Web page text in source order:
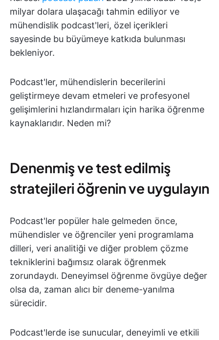
milyar dolara ulaşacağı tahmin ediliyor ve
mühendislik podcast'leri, özel içerikleri
sayesinde bu büyümeye katkıda bulunması
bekleniyor.
Podcast'ler, mühendislerin becerilerini
geliştirmeye devam etmeleri ve profesyonel
gelişimlerini hızlandırmaları için harika öğrenme
kaynaklarıdır. Neden mi?
Denenmiş ve test edilmiş
stratejileri öğrenin ve uygulayın
Podcast'ler popüler hale gelmeden önce,
mühendisler ve öğrenciler yeni programlama
dilleri, veri analitiği ve diğer problem çözme
tekniklerini bağımsız olarak öğrenmek
zorundaydı. Deneyimsel öğrenme övgüye değer
olsa da, zaman alıcı bir deneme-yanılma
sürecidir.
Podcast'lerde ise sunucular, deneyimli ve etkili